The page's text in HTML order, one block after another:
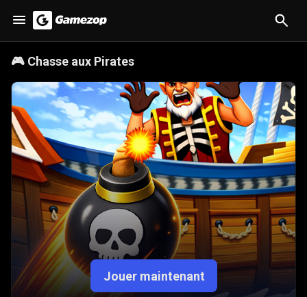
🎮 Chasse aux Pirates
Jouer maintenant